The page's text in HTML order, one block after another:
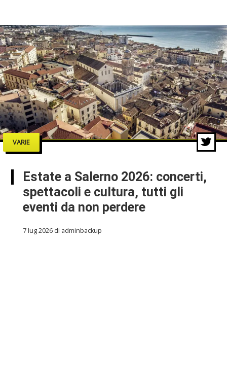
VARIE
Estate a Salerno 2026: concerti,
spettacoli e cultura, tutti gli
eventi da non perdere
7 lug 2026 di adminbackup